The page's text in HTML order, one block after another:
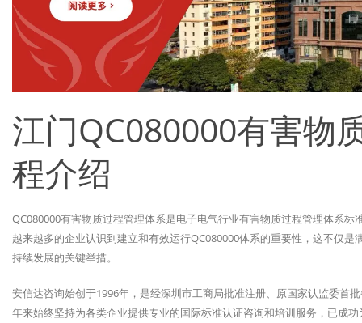
江门QC080000有害物
程介绍
QC080000有害物质过程管理体系是电子电气行业有害物质过程管理体系
越来越多的企业认识到建立和有效运行QC080000体系的重要性，这不仅
持续发展的关键举措。
安信达咨询始创于1996年，是经深圳市工商局批准注册、原国家认监委首
年来始终坚持为各类企业提供专业的国际标准认证咨询和培训服务，已成